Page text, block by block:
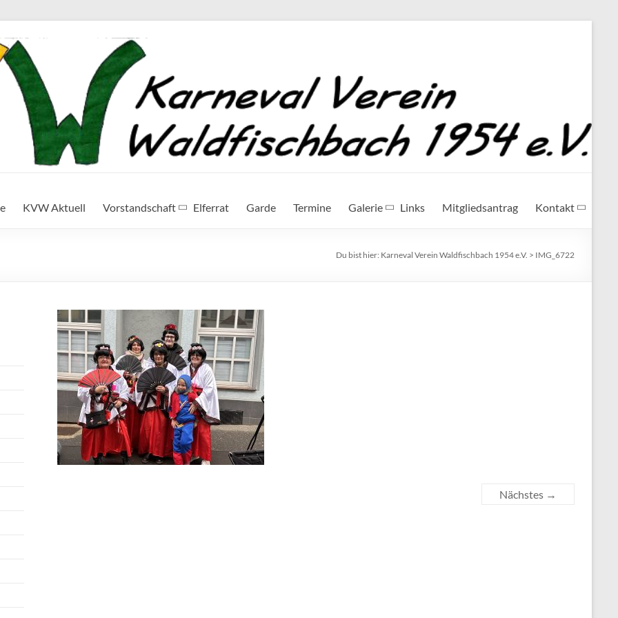
KVW Aktuell Vorstandschaft Elferrat Garde Termine Galerie Links Mitgliedsantrag Kontakt
Du bist hier: Karneval Verein Waldfischbach 1954 e.V. > IMG_6722
Nächstes →